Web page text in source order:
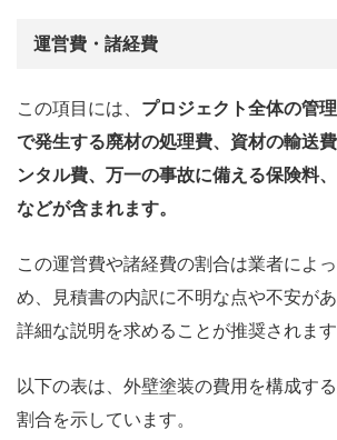
運営費・諸経費
この項目には、 プロジェクト全体の管
で発生する廃材の処理費、資材の輸送
ンタル費、万一の事故に備える保険料
などが含まれます。
この運営費や諸経費の割合は業者によ
め、見積書の内訳に不明な点や不安が
詳細な説明を求めることが推奨されます
以下の表は、外壁塗装の費用を構成す
割合を示しています。